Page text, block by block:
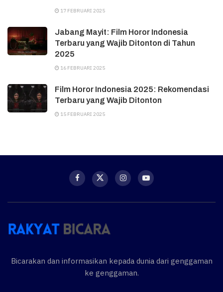
17 FEBRUARI 2025
Jabang Mayit: Film Horor Indonesia
Terbaru yang Wajib Ditonton di Tahun
2025
16 FEBRUARI 2025
Film Horor Indonesia 2025: Rekomendasi
Terbaru yang Wajib Ditonton
15 FEBRUARI 2025
Bicarakan dan informasikan kepada dunia dari genggaman
ke genggaman.